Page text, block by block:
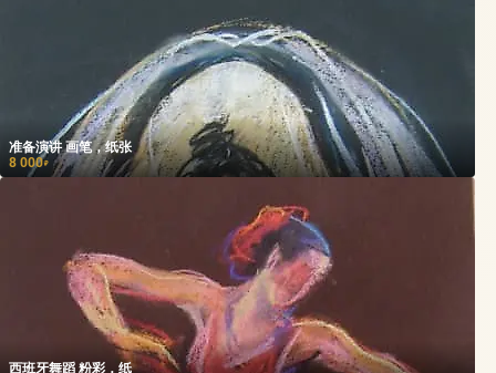
准备演讲 画笔，纸张
8 000₽
西班牙舞蹈 粉彩，纸